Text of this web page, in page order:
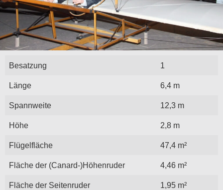
Besatzung 1
Länge 6,4 m
Spannweite 12,3 m
Höhe 2,8 m
Flügelfläche 47,4 m²
Fläche der (Canard-)Höhenruder 4,46 m²
Fläche der Seitenruder 1,95 m²